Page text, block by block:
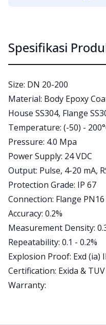
Spesifikasi
Size: DN 20-200
Material: Body Epoxy
House SS304, Flange
Temperature: (-50) -
Pressure: 4.0 Mpa
Power Supply: 24 VDC
Output: Pulse, 4-20 mA,
Protection Grade: IP 67
Connection: Flange PN16
Accuracy: 0.2%
Measurement Density:
Repeatability: 0.1 - 0.2%
Explosion Proof: Exd (ia)
Certification: Exida &
Warranty: